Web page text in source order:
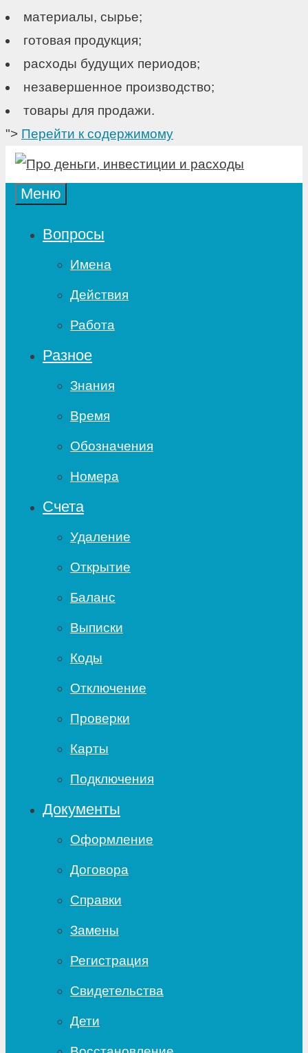
материалы, сырье;
готовая продукция;
расходы будущих периодов;
незавершенное производство;
товары для продажи.
"> Перейти к содержимому
Меню
Вопросы
Имена
Действия
Работа
Разное
Знания
Время
Обозначения
Номера
Счета
Удаление
Открытие
Баланс
Выписки
Коды
Отключение
Проверки
Карты
Подключения
Документы
Оформление
Договора
Справки
Замены
Регистрация
Свидетельства
Дети